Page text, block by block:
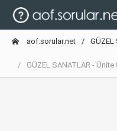
aof.sorular.net GÜZEL
GÜZEL SANATLAR -